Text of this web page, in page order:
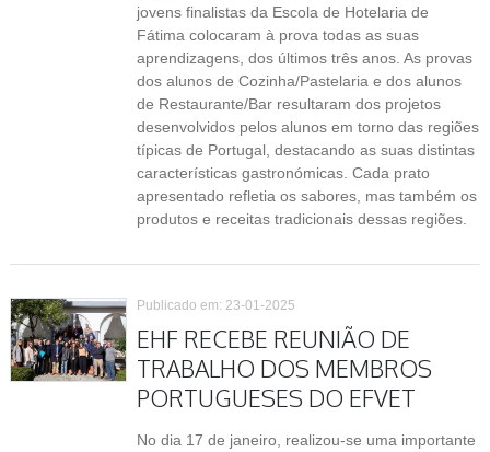
jovens finalistas da Escola de Hotelaria de
Fátima colocaram à prova todas as suas
aprendizagens, dos últimos três anos. As provas
dos alunos de Cozinha/Pastelaria e dos alunos
de Restaurante/Bar resultaram dos projetos
desenvolvidos pelos alunos em torno das regiões
típicas de Portugal, destacando as suas distintas
características gastronómicas. Cada prato
apresentado refletia os sabores, mas também os
produtos e receitas tradicionais dessas regiões.
Publicado em: 23-01-2025
EHF RECEBE REUNIÃO DE
TRABALHO DOS MEMBROS
PORTUGUESES DO EFVET
No dia 17 de janeiro, realizou-se uma importante